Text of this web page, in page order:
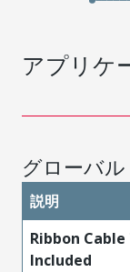
アプリケ
グローバル
説明
Ribbon
Included